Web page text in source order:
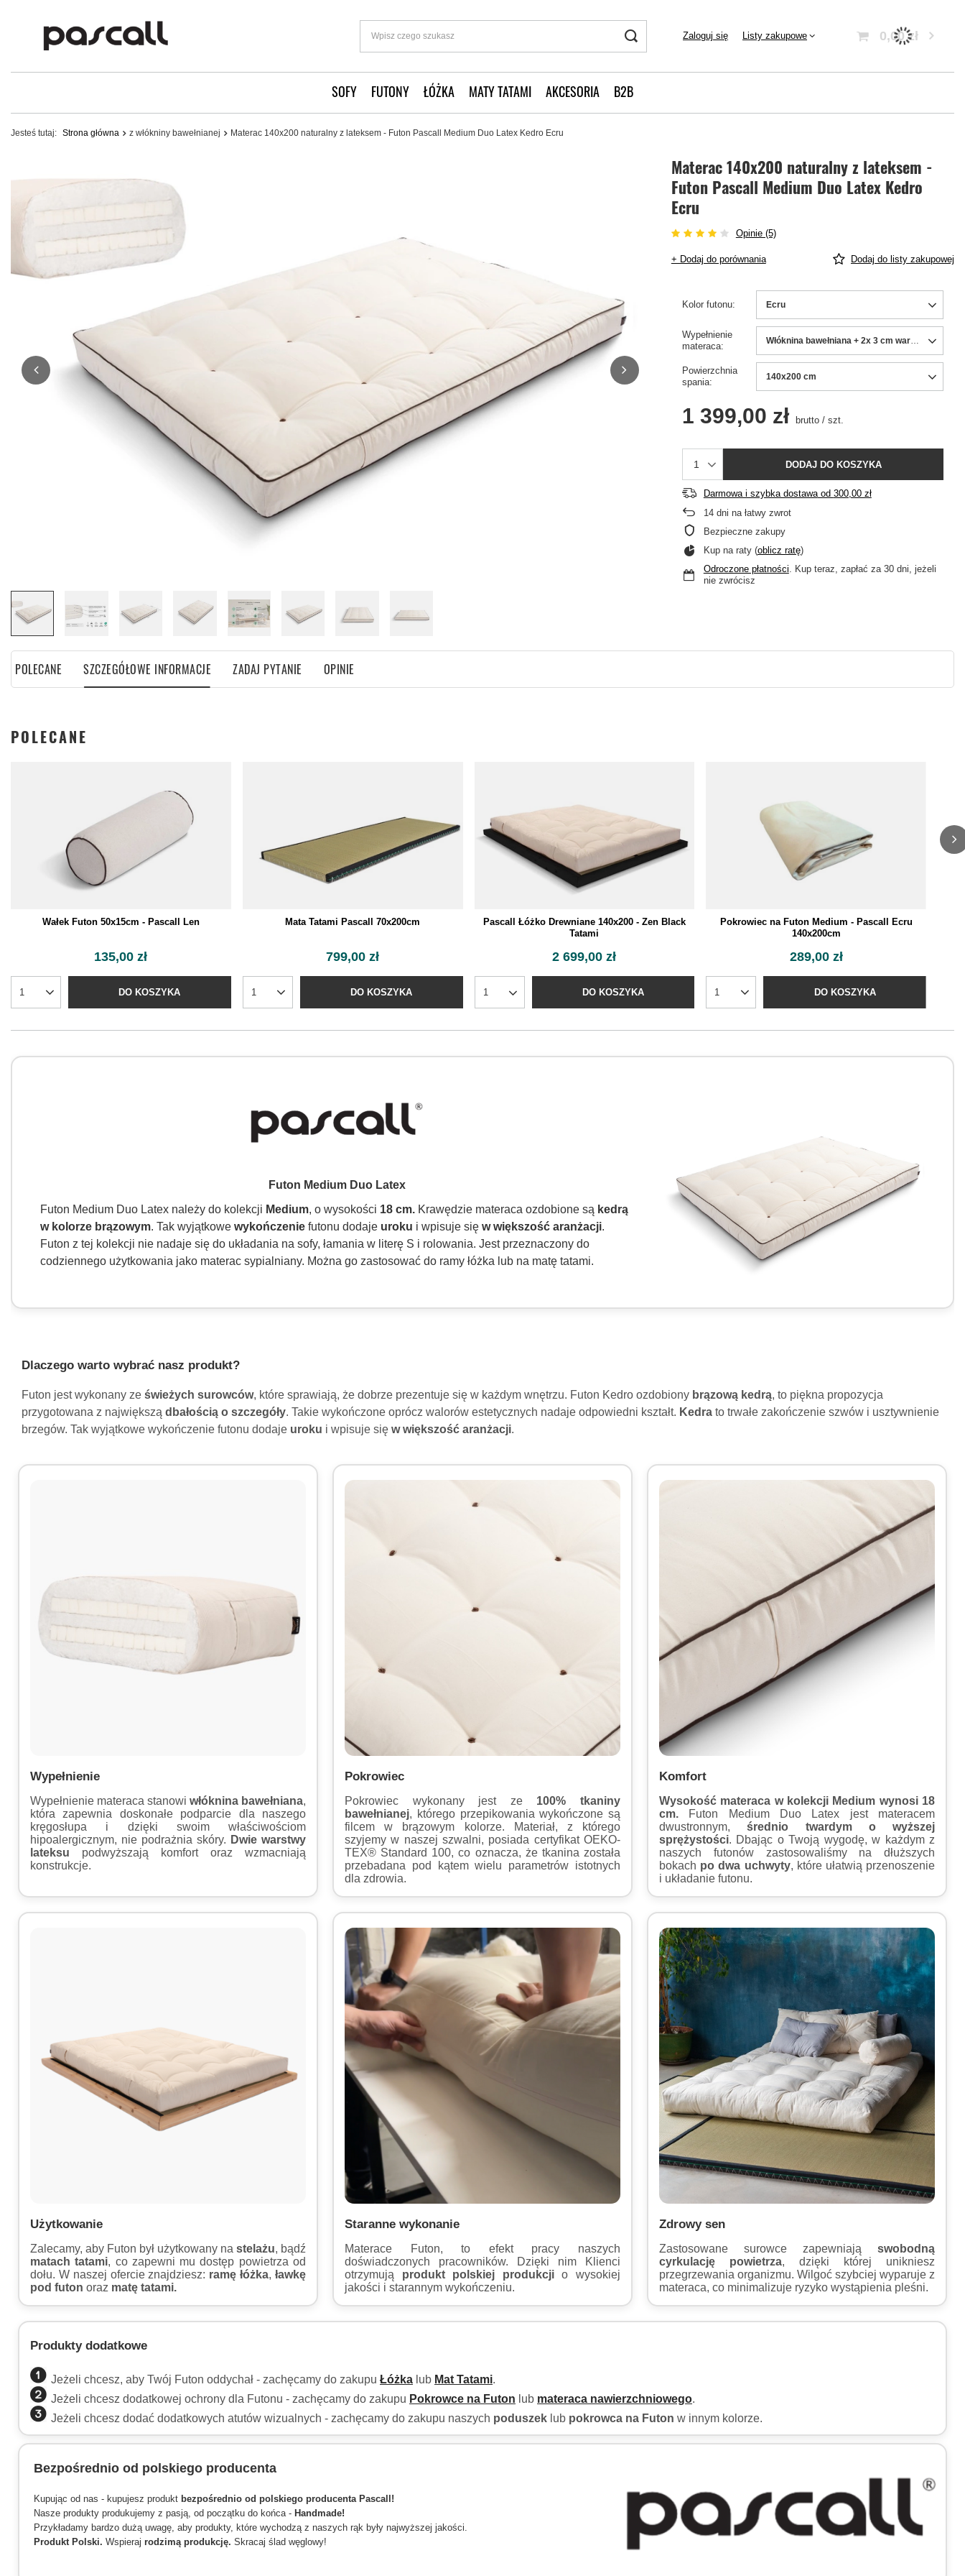
Zaloguj się Listy zakupowe 0,00 zł
SOFY FUTONY ŁÓŻKA MATY TATAMI AKCESORIA B2B
Jesteś tutaj: Strona główna z włókniny bawełnianej Materac 140x200 naturalny z lateksem - Futon Pascall Medium Duo Latex Kedro Ecru
Materac 140x200 naturalny z lateksem -
Futon Pascall Medium Duo Latex Kedro
Ecru
Opinie (5)
+ Dodaj do porównania Dodaj do listy zakupowej
Kolor futonu Ecru
Wypełnienie
materaca
Włóknina bawełniana + 2x 3 cm warstwa lateksu
Powierzchnia
spania
140x200 cm
1 399,00 zł brutto/ szt.
DODAJ DO KOSZYKA
Darmowa i szybka dostawaod 300,00 zł
14dni na łatwy zwrot
Bezpieczne zakupy
Kup na raty (oblicz ratę)
Odroczone płatności. Kup teraz, zapłać za 30 dni, jeżeli
nie zwrócisz
POLECANE SZCZEGÓŁOWE INFORMACJE ZADAJ PYTANIE OPINIE
POLECANE
Wałek Futon 50x15cm - Pascall Len
135,00 zł
DO KOSZYKA
Mata Tatami Pascall 70x200cm
799,00 zł
DO KOSZYKA
Pascall Łóżko Drewniane 140x200 - Zen Black
Tatami
2 699,00 zł
DO KOSZYKA
Pokrowiec na Futon Medium - Pascall Ecru
140x200cm
289,00 zł
DO KOSZYKA
Futon Medium Duo Latex
Futon Medium Duo Latex należy do kolekcji Medium, o wysokości 18 cm. Krawędzie materaca ozdobione są kedrą
w kolorze brązowym. Tak wyjątkowe wykończenie futonu dodaje uroku i wpisuje się w większość aranżacji.
Futon z tej kolekcji nie nadaje się do układania na sofy, łamania w literę S i rolowania. Jest przeznaczony do
codziennego użytkowania jako materac sypialniany. Można go zastosować do ramy łóżka lub na matę tatami.
Dlaczego warto wybrać nasz produkt?
Futon jest wykonany ze świeżych surowców, które sprawiają, że dobrze prezentuje się w każdym wnętrzu. Futon Kedro ozdobiony brązową kedrą, to piękna propozycja
przygotowana z największą dbałością o szczegóły. Takie wykończone oprócz walorów estetycznych nadaje odpowiedni kształt. Kedra to trwałe zakończenie szwów i usztywnienie
brzegów. Tak wyjątkowe wykończenie futonu dodaje uroku i wpisuje się w większość aranżacji.
Wypełnienie
Wypełnienie materaca stanowi włóknina bawełniana,
która zapewnia doskonałe podparcie dla naszego
kręgosłupa i dzięki swoim właściwościom
hipoalergicznym, nie podrażnia skóry. Dwie warstwy
lateksu podwyższają komfort oraz wzmacniają
konstrukcje.
Pokrowiec
Pokrowiec wykonany jest ze 100% tkaniny
bawełnianej, którego przepikowania wykończone są
filcem w brązowym kolorze. Materiał, z którego
szyjemy w naszej szwalni, posiada certyfikat OEKO-
TEX® Standard 100, co oznacza, że tkanina została
przebadana pod kątem wielu parametrów istotnych
dla zdrowia.
Komfort
Wysokość materaca w kolekcji Medium wynosi 18
cm. Futon Medium Duo Latex jest materacem
dwustronnym,średnio twardym o wyższej
sprężystości. Dbając o Twoją wygodę, w każdym z
naszych futonów zastosowaliśmy na dłuższych
bokach po dwa uchwyty, które ułatwią przenoszenie
i układanie futonu.
Użytkowanie
Zalecamy, aby Futon był użytkowany na stelażu, bądź
matach tatami, co zapewni mu dostęp powietrza od
dołu. W naszej ofercie znajdziesz: ramę łóżka,ławkę
pod futon oraz matę tatami.
Staranne wykonanie
Materace Futon, to efekt pracy naszych
doświadczonych pracowników. Dzięki nim Klienci
otrzymują produkt polskiej produkcjio wysokiej
jakości i starannym wykończeniu.
Zdrowy sen
Zastosowane surowce zapewniają swobodną
cyrkulację powietrza, dzięki której unikniesz
przegrzewania organizmu. Wilgoć szybciej wyparuje z
materaca, co minimalizuje ryzyko wystąpienia pleśni.
Produkty dodatkowe
Jeżeli chcesz, aby Twój Futon oddychał - zachęcamy do zakupu Łóżka lub Mat Tatami.
Jeżeli chcesz dodatkowej ochrony dla Futonu - zachęcamy do zakupu Pokrowce na Futon lub materaca nawierzchniowego.
Jeżeli chcesz dodać dodatkowych atutów wizualnych - zachęcamy do zakupu naszych poduszek lub pokrowca na Futon w innym kolorze.
Bezpośrednio od polskiego producenta
Kupując od nas - kupujesz produkt bezpośrednio od polskiego producenta Pascall!
Nasze produkty produkujemy z pasją, od początku do końca - Handmade!
Przykładamy bardzo dużą uwagę, aby produkty, które wychodzą z naszych rąk były najwyższej jakości.
Produkt Polski. Wspieraj rodzimą produkcję. Skracaj ślad węglowy!